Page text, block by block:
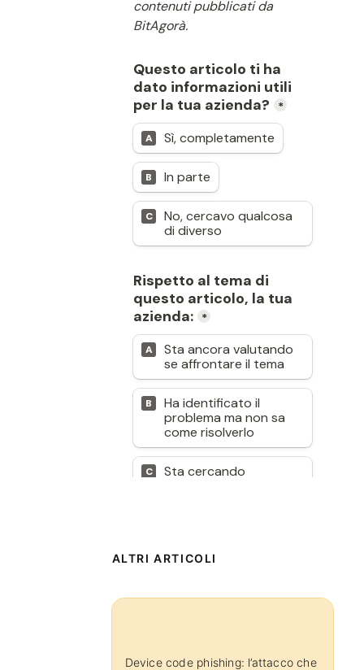
ALTRI ARTICOLI
Device code phishing: l’attacco che